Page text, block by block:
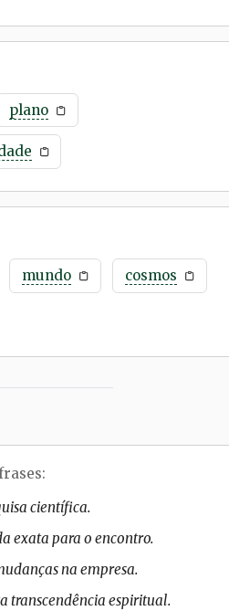
plano
mundo cosmos
científica.
exata para o encontro.
na empresa.
transcendência espiritual.